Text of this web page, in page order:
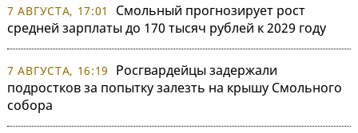
7 АВГУСТА, 17:01
Смольный прогнозирует рост
средней зарплаты до 170 тысяч рублей к 2029 году
7 АВГУСТА, 16:19
Росгвардейцы задержали
подростков за попытку залезть на крышу Смольного
собора